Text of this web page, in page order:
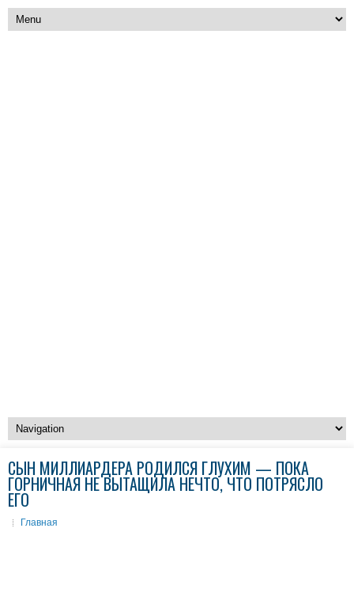
СЫН МИЛЛИАРДЕРА РОДИЛСЯ ГЛУХИМ — ПОКА
ГОРНИЧНАЯ НЕ ВЫТАЩИЛА НЕЧТО, ЧТО ПОТРЯСЛО
ЕГО
Главная